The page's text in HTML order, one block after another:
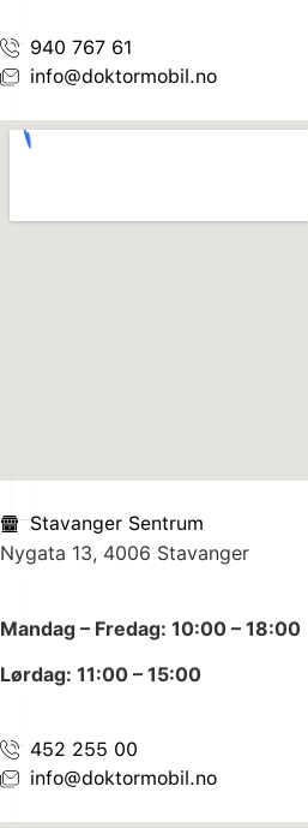
940 767 61
info@doktormobil.no
Stavanger Sentrum
Nygata 13, 4006 Stavanger
Mandag – Fredag: 10:00 – 18:00
Lørdag: 11:00 – 15:00
452 255 00
info@doktormobil.no